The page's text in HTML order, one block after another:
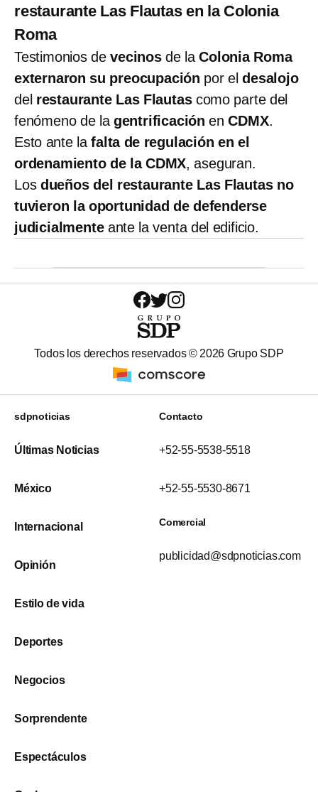
restaurante Las Flautas en la Colonia
Roma
Testimonios devecinosde laColonia Roma
externaron su preocupación por el desalojo
del restaurante Las Flautas como parte del
fenómeno de lagentrificaciónen CDMX.
Esto ante lafalta de regulación en el
ordenamiento de la CDMX, aseguran.
Los dueños del restaurante Las Flautas no
tuvieron la oportunidad de defenderse
judicialmenteante la venta del edificio.
Todos los derechos reservados © 2026 Grupo SDP
sdpnoticias
Últimas Noticias
México
Internacional
Opinión
Estilo de vida
Deportes
Negocios
Sorprendente
Espectáculos
Contacto
+52-55-5538-5518
+52-55-5530-8671
Comercial
publicidad@sdpnoticias.com